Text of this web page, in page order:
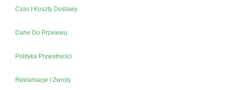
Czas I Koszty Dostawy
Dane Do Przelewu
Polityka Prywatności
Reklamacje I Zwroty